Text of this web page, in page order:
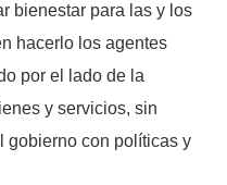
bienestar para las y los
hacerlo los agentes
por el lado de la
y servicios, sin
gobierno con políticas y